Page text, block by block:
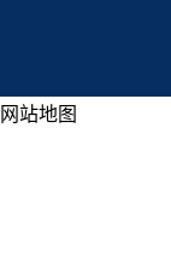
网站地图